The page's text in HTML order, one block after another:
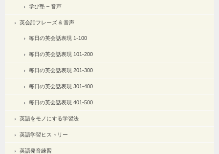
学び塾 – 音声
英会話フレーズ & 音声
毎日の英会話表現 1-100
毎日の英会話表現 101-200
毎日の英会話表現 201-300
毎日の英会話表現 301-400
毎日の英会話表現 401-500
英語をモノにする学習法
英語学習ヒストリー
英語発音練習